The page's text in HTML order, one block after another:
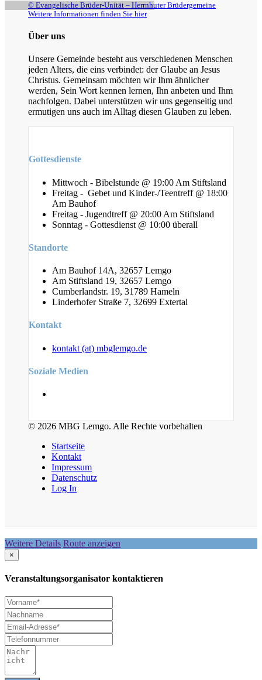
© Evangelische Brüder-Unität – Herrnhuter Brüdergemeine
Weitere Informationen finden Sie hier
Über uns
Unsere Gemeinde besteht aus verschiedenen Menschen
jeden Alters, die eins verbindet: der Glaube an Jesus
Christus. Gemeinsam möchten wir Ihm ähnlicher
werden, Sein Wort kennen lernen, Ihn anbeten und Ihm
nachfolgen. Dabei unterstützen wir uns gegenseitig und
ermutigen uns auch im Alltag diesen Glauben zu leben.
Gottesdienste
Mittwoch - Bibelstunde @ 19:00 Am Stiftsland
Freitag - Gebet und Kinder-/Teentreff @ 18:00
Am Bauhof
Freitag - Jugendtreff @ 20:00 Am Stiftsland
Sonntag - Gottesdienst @ 10:00 überall
Standorte
Am Bauhof 14A, 32657 Lemgo
Am Stiftsland 19, 32657 Lemgo
Cumberlandstr. 19, 31789 Hameln
Linderhofer Straße 7, 32699 Extertal
Kontakt
kontakt (at) mbglemgo.de
Soziale Medien
© 2026 MBG Lemgo. Alle Rechte vorbehalten
Startseite
Kontakt
Impressum
Datenschutz
Log In
Weitere Details Route anzeigen
×
Veranstaltungsorganisator kontaktieren